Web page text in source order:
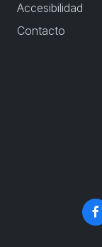
Accesibilidad
Contacto